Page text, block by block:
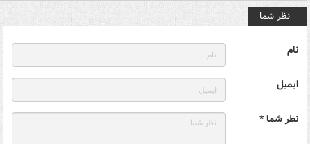
نظر شما
نام
ایمیل
نظر شما *